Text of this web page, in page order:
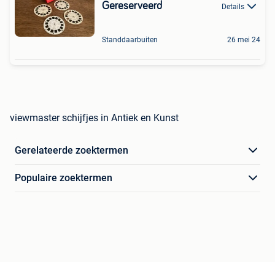
Gereserveerd Details
Standdaarbuiten 26 mei 24
viewmaster schijfjes in Antiek en Kunst
Gerelateerde zoektermen
Populaire zoektermen